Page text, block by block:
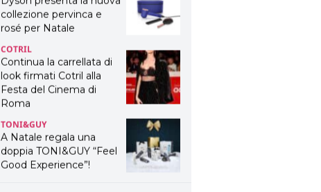
collezione pervinca e
rosé per Natale
COTRIL
Continua la carrellata di
look firmati Cotril alla
Festa del Cinema di
Roma
TONI&GUY
A Natale regala una
doppia TONI&GUY “Feel
Good Experience”!